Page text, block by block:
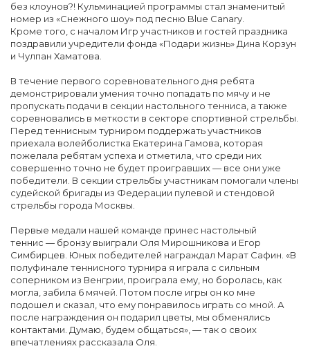
без клоунов?! Кульминацией программы стал знаменитый
номер из «Снежного шоу» под песню Blue Canary.
Кроме того, с началом Игр участников и гостей праздника
поздравили учредители фонда «Подари жизнь» Дина Корзун
и Чулпан Хаматова.
В течение первого соревновательного дня ребята
демонстрировали умения точно попадать по мячу и не
пропускать подачи в секции настольного тенниса, а также
соревновались в меткости в секторе спортивной стрельбы.
Перед теннисным турниром поддержать участников
приехала волейболистка Екатерина Гамова, которая
пожелала ребятам успеха и отметила, что среди них
совершенно точно не будет проигравших — все они уже
победители. В секции стрельбы участникам помогали члены
судейской бригады из Федерации пулевой и стендовой
стрельбы города Москвы.
Первые медали нашей команде принес настольный
теннис — бронзу выиграли Оля Мирошникова и Егор
Симбирцев. Юных победителей награждал Марат Сафин. «В
полуфинале теннисного турнира я играла с сильным
соперником из Венгрии, проиграла ему, но боролась, как
могла, забила 6 мячей. Потом после игры он ко мне
подошел и сказал, что ему понравилось играть со мной. А
после награждения он подарил цветы, мы обменялись
контактами. Думаю, будем общаться», — так о своих
впечатлениях рассказала Оля.